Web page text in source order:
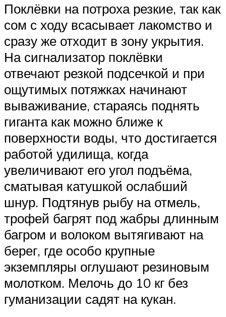
Поклёвки на потроха резкие, так как
сом с ходу всасывает лакомство и
сразу же отходит в зону укрытия.
На сигнализатор поклёвки
отвечают резкой подсечкой и при
ощутимых потяжках начинают
вываживание, стараясь поднять
гиганта как можно ближе к
поверхности воды, что достигается
работой удилища, когда
увеличивают его угол подъёма,
сматывая катушкой ослабший
шнур. Подтянув рыбу на отмель,
трофей багрят под жабры длинным
багром и волоком вытягивают на
берег, где особо крупные
экземпляры оглушают резиновым
молотком. Мелочь до 10 кг без
гуманизации садят на кукан.